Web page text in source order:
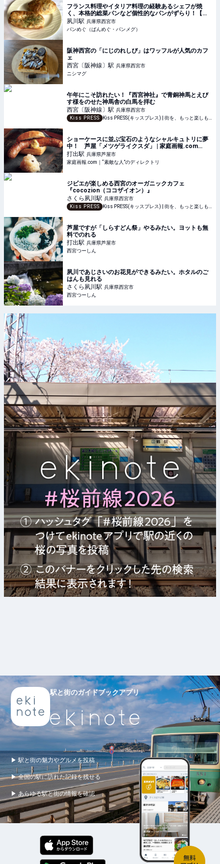
フランス料理やイタリア料理の経験あるシェフが焼
く、本格的総菜パンなど個性的なパンがずらり！【ブ
ーランジェリーミヤナガ】（兵庫県・西宮市）
夙川駅 兵庫県西宮市
パンめぐ（ぱんめぐ・パンメグ）
阪神西宮の「にじのれしぴ」はワッフルが人気のカフ
ェ
西宮〔阪神線〕駅 兵庫県西宮市
ニシマグ
午年にこそ訪れたい！『西宮神社』で青銅神馬とえび
す様をのせた神馬舎の白馬を拝む
西宮〔阪神線〕駅 兵庫県西宮市
Kiss PRESS
ショーケースに並ぶ宝石のようなシャルキュトリに夢
中！ 芦屋「メツゲライクスダ」 | 家庭画報.com
｜“素敵な人”のディレクトリ
打出駅 兵庫県芦屋市
家庭画報.com｜“素敵な人”のディレクトリ
ジビエが楽しめる西宮のオーガニックカフェ
『cocozion（ココザイオン）』
さくら夙川駅 兵庫県西宮市
Kiss PRESS
芦屋ですが「しらすどん祭」やるみたい。ヨットも無
料でのれる
打出駅 兵庫県芦屋市
西宮つーしん
夙川であじさいのお花見ができるみたい。ホタルのご
はんも見れる
さくら夙川駅 兵庫県西宮市
西宮つーしん
駅と街のガイドブックアプリ
▶ 駅と街の魅力やグルメを投稿
▶ 全国の駅に訪れた記録を残せる
▶ あらゆる駅と街の情報を確認